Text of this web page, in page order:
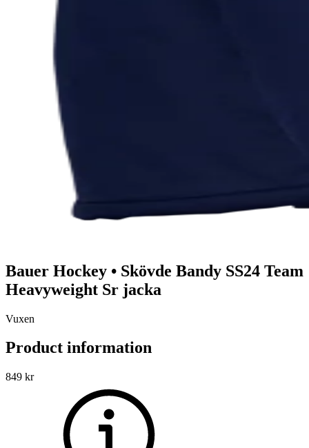
Bauer Hockey • Skövde Bandy SS24 Team
Heavyweight Sr jacka
Vuxen
Product information
849 kr